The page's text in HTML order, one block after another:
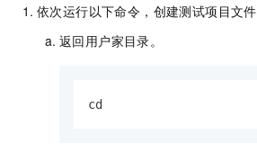
依次运行以下命令，创建测试项目文件
返回用户家目录。
cd